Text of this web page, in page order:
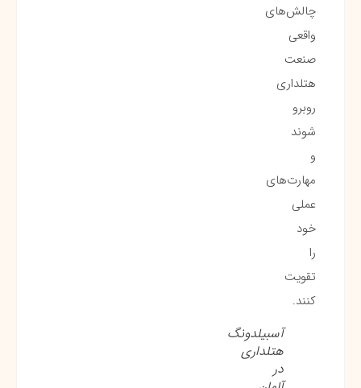
چالش‌های
واقعی
صنعت
هتلداری
روبرو
شوند
و
مهارت‌های
عملی
خود
را
تقویت
کنند.
آسبیلدونگ
هتلداری
در